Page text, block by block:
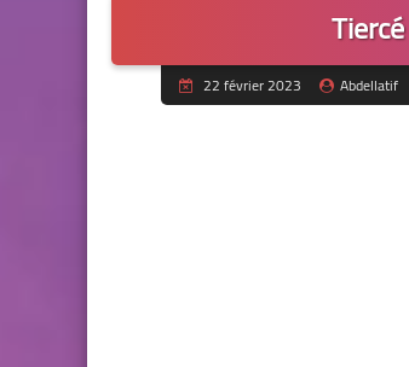
22 février 2023 Abdellatif